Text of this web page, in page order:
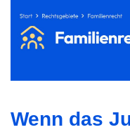
Wenn das